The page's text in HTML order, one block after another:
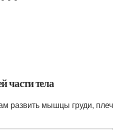
части тела
развить мышцы груди, плеч